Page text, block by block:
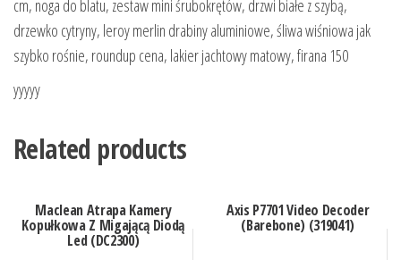
cm, noga do blatu, zestaw mini śrubokrętów, drzwi białe z szybą,
drzewko cytryny, leroy merlin drabiny aluminiowe, śliwa wiśniowa jak
szybko rośnie, roundup cena, lakier jachtowy matowy, firana 150
yyyyy
Related products
Maclean Atrapa Kamery
Kopułkowa Z Migającą Diodą
Led (DC2300)
Axis P7701 Video Decoder
(Barebone) (319041)